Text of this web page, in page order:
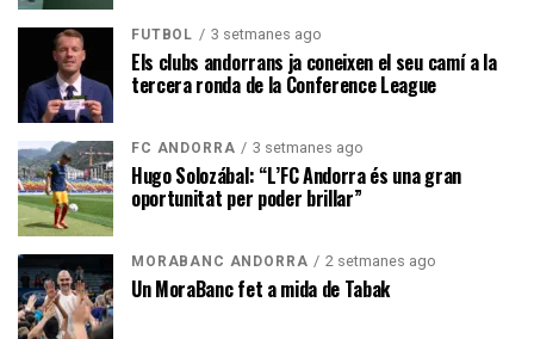
FUTBOL 3 setmanes ago
Els clubs andorrans ja coneixen el seu camí a la
tercera ronda de la Conference League
FC ANDORRA 3 setmanes ago
Hugo Solozábal: “L’FC Andorra és una gran
oportunitat per poder brillar”
MORABANC ANDORRA 2 setmanes ago
Un MoraBanc fet a mida de Tabak